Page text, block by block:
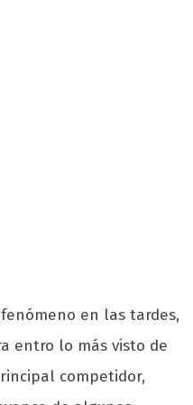
en las tardes,
entro lo más visto de
competidor,